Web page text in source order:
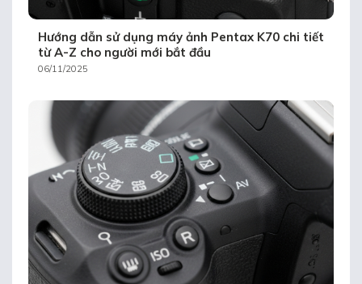
Hướng dẫn sử dụng máy ảnh Pentax K70 chi tiết
từ A-Z cho người mới bắt đầu
06/11/2025